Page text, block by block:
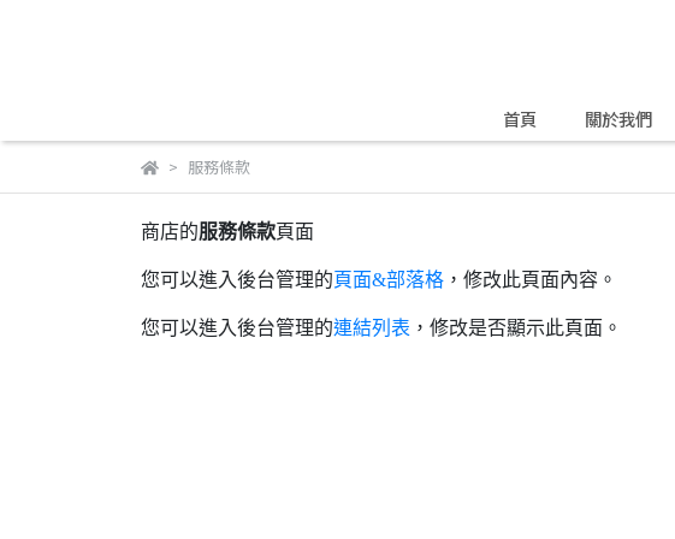
首頁 關於我們
服務條款
商店的服務條款頁面
您可以進入後台管理的頁面&部落格 ，修改此頁面內容。
您可以進入後台管理的連結列表 ，修改是否顯示此頁面。